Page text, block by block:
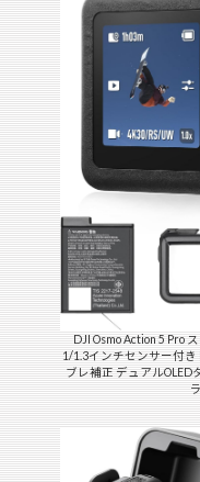
DJI Osmo Action 5 Pro
1/1.3インチセンサー付き
ブレ補正 デュアルOLED